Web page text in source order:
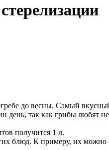
до весны. Самый
день, так как грибы
получится 1 л.
блюд. К примеру, их можно